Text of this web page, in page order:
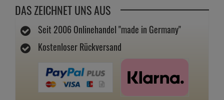
DAS ZEICHNET UNS AUS
Seit 2006 Onlinehandel "made in Germany"
Kostenloser Rückversand